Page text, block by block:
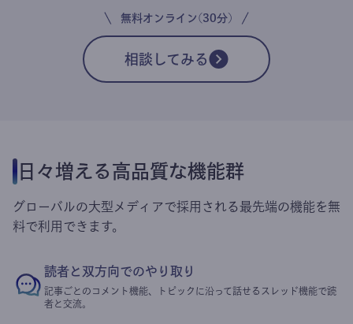
無料オンライン(30分)
相談してみる
日々増える高品質な機能群
グローバルの大型メディアで採用される最先端の機能を無
料で利用できます。
読者と双方向でのやり取り
記事ごとのコメント機能、トピックに沿って話せるスレッド機能で読
者と交流。